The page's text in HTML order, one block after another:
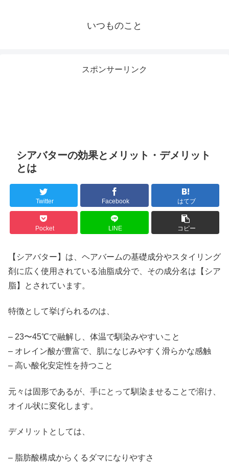
いつものこと
スポンサーリンク
シアバターの効果とメリット・デメリット
とは
Twitter Facebook はてブ
Pocket LINE コピー
【シアバター】は、ヘアバームの基礎成分やスタイリング
剤に広く使用されている油脂成分で、その成分名は【シア
脂】とされています。
特徴として挙げられるのは、
– 23〜45℃で融解し、体温で馴染みやすいこと
– オレイン酸が豊富で、肌になじみやすく滑らかな感触
– 高い酸化安定性を持つこと
元々は固形であるが、手にとって馴染ませることで溶け、
オイル状に変化します。
デメリットとしては、
– 脂肪酸構成からくるダマになりやすさ